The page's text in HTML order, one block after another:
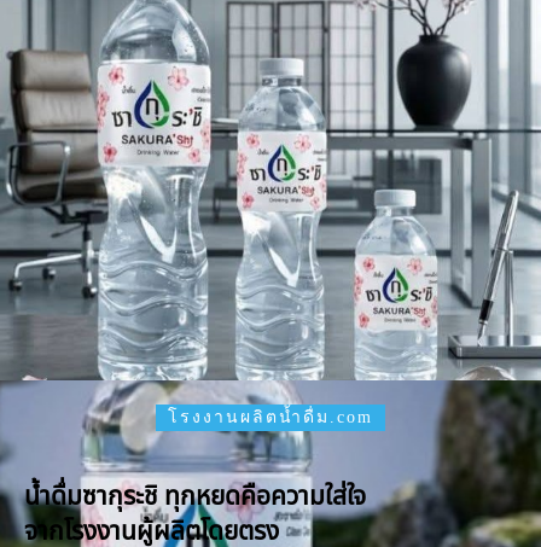
โรงงานผลิตน้ำดื่ม.com
น้ำดื่มซากุระชิ ทุกหยดคือความใส่ใจ
จากโรงงานผู้ผลิตโดยตรง